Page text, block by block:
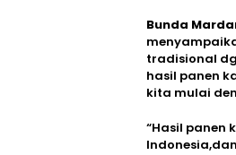
Bunda
tradisional
hasil panen
kita mulai
“Hasil panen